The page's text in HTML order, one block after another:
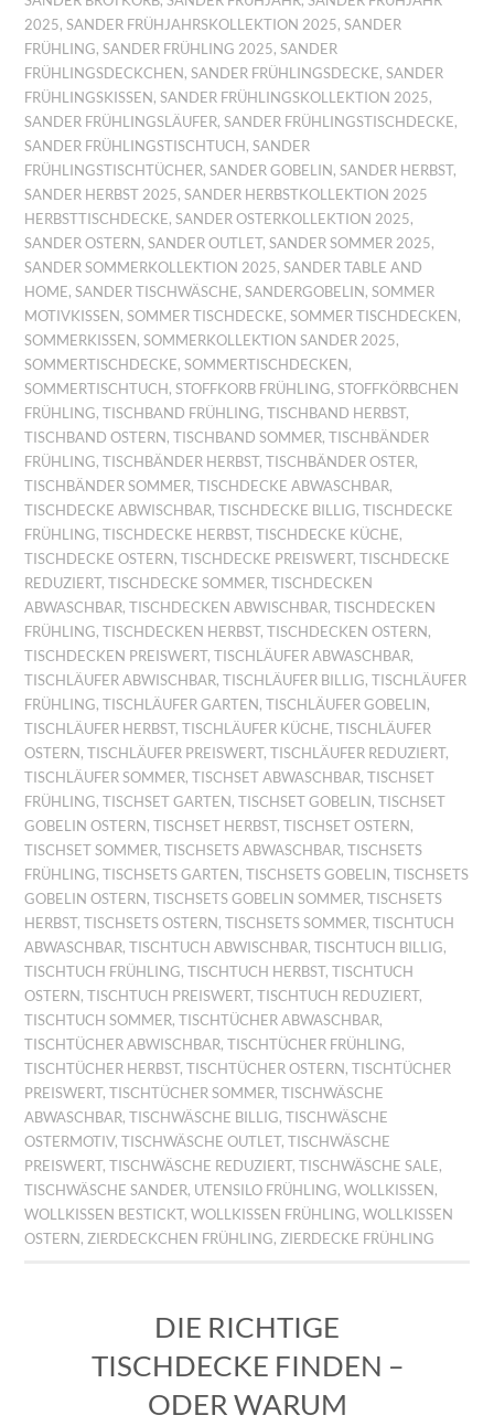
2025,SANDER FRÜHJAHRSKOLLEKTION 2025,SANDER
FRÜHLING,SANDER FRÜHLING 2025,SANDER
FRÜHLINGSDECKCHEN ,SANDER FRÜHLINGSDECKE,SANDER
FRÜHLINGSKISSEN ,SANDER FRÜHLINGSKOLLEKTION 2025,
SANDER FRÜHLINGSLÄUFER,SANDER FRÜHLINGSTISCHDECKE,
SANDER FRÜHLINGSTISCHTUCH ,SANDER
FRÜHLINGSTISCHTÜCHER,SANDER GOBELIN ,SANDER HERBST,
SANDER HERBST 2025,SANDER HERBSTKOLLEKTION 2025
HERBSTTISCHDECKE,SANDER OSTERKOLLEKTION 2025,
SANDER OSTERN ,SANDER OUTLET,SANDER SOMMER 2025,
SANDER SOMMERKOLLEKTION 2025,SANDER TABLE AND
HOME,SANDER TISCHWÄSCHE,SANDERGOBELIN ,SOMMER
MOTIVKISSEN ,SOMMER TISCHDECKE,SOMMER TISCHDECKEN ,
SOMMERKISSEN ,SOMMERKOLLEKTION SANDER 2025,
SOMMERTISCHDECKE,SOMMERTISCHDECKEN ,
SOMMERTISCHTUCH ,STOFFKORB FRÜHLING,STOFFKÖRBCHEN
FRÜHLING,TISCHBAND FRÜHLING,TISCHBAND HERBST,
TISCHBAND OSTERN ,TISCHBAND SOMMER,TISCHBÄNDER
FRÜHLING,TISCHBÄNDER HERBST,TISCHBÄNDER OSTER,
TISCHBÄNDER SOMMER,TISCHDECKE ABWASCHBAR,
TISCHDECKE ABWISCHBAR,TISCHDECKE BILLIG,TISCHDECKE
FRÜHLING,TISCHDECKE HERBST,TISCHDECKE KÜCHE,
TISCHDECKE OSTERN ,TISCHDECKE PREISWERT,TISCHDECKE
REDUZIERT,TISCHDECKE SOMMER,TISCHDECKEN
ABWASCHBAR,TISCHDECKEN ABWISCHBAR,TISCHDECKEN
FRÜHLING,TISCHDECKEN HERBST,TISCHDECKEN OSTERN ,
TISCHDECKEN PREISWERT,TISCHLÄUFER ABWASCHBAR,
TISCHLÄUFER ABWISCHBAR,TISCHLÄUFER BILLIG,TISCHLÄUFER
FRÜHLING,TISCHLÄUFER GARTEN ,TISCHLÄUFER GOBELIN ,
TISCHLÄUFER HERBST,TISCHLÄUFER KÜCHE,TISCHLÄUFER
OSTERN ,TISCHLÄUFER PREISWERT,TISCHLÄUFER REDUZIERT,
TISCHLÄUFER SOMMER,TISCHSET ABWASCHBAR,TISCHSET
FRÜHLING,TISCHSET GARTEN ,TISCHSET GOBELIN ,TISCHSET
GOBELIN OSTERN ,TISCHSET HERBST,TISCHSET OSTERN ,
TISCHSET SOMMER,TISCHSETS ABWASCHBAR,TISCHSETS
FRÜHLING,TISCHSETS GARTEN ,TISCHSETS GOBELIN ,TISCHSETS
GOBELIN OSTERN ,TISCHSETS GOBELIN SOMMER,TISCHSETS
HERBST,TISCHSETS OSTERN ,TISCHSETS SOMMER,TISCHTUCH
ABWASCHBAR,TISCHTUCH ABWISCHBAR,TISCHTUCH BILLIG,
TISCHTUCH FRÜHLING,TISCHTUCH HERBST,TISCHTUCH
OSTERN ,TISCHTUCH PREISWERT,TISCHTUCH REDUZIERT,
TISCHTUCH SOMMER,TISCHTÜCHER ABWASCHBAR,
TISCHTÜCHER ABWISCHBAR,TISCHTÜCHER FRÜHLING,
TISCHTÜCHER HERBST,TISCHTÜCHER OSTERN ,TISCHTÜCHER
PREISWERT,TISCHTÜCHER SOMMER,TISCHWÄSCHE
ABWASCHBAR,TISCHWÄSCHE BILLIG,TISCHWÄSCHE
OSTERMOTIV,TISCHWÄSCHE OUTLET,TISCHWÄSCHE
PREISWERT,TISCHWÄSCHE REDUZIERT,TISCHWÄSCHE SALE,
TISCHWÄSCHE SANDER, UTENSILO FRÜHLING,WOLLKISSEN ,
WOLLKISSEN BESTICKT,WOLLKISSEN FRÜHLING,WOLLKISSEN
OSTERN ,ZIERDECKCHEN FRÜHLING,ZIERDECKE FRÜHLING
DIE RICHTIGE
TISCHDECKE FINDEN –
ODER WARUM